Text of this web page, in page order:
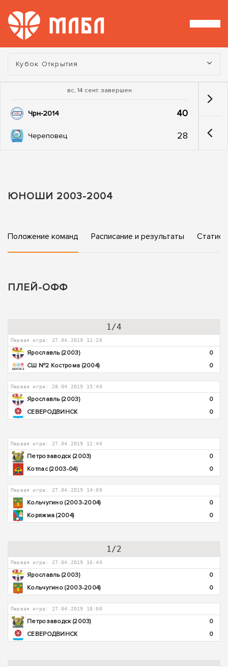
Турнир:
Кубок Открытия
вс, 14 сент. завершен
Чрн-2014 40
Череповец 28
ЮНОШИ 2003-2004
Положение команд Расписание и результаты
ПЛЕЙ-ОФФ
1/4
Первая игра: 27.04.2019 11:20
Ярославль (2003)
0
СШ №2 Кострома (2004)
0
Первая игра: 28.04.2019 15:40
Ярославль (2003)
0
СЕВЕРОДВИНСК
0
Первая игра: 27.04.2019 12:40
Петрозаводск (2003)
0
Котлас (2003-04)
0
Первая игра: 27.04.2019 14:00
Кольчугино (2003-2004)
0
Коряжма (2004)
0
1/2
Первая игра: 27.04.2019 16:40
Ярославль (2003)
0
Кольчугино (2003-2004)
0
Первая игра: 27.04.2019 18:00
Петрозаводск (2003)
0
СЕВЕРОДВИНСК
0